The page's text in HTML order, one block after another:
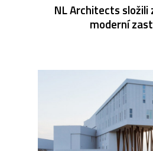
NL Architects složili
moderní